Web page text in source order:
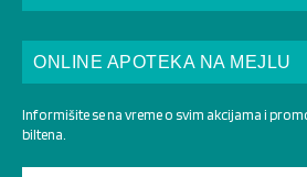
ONLINE APOTEKA NA MEJLU
Informišite se na vreme o svim akcijama i
biltena.